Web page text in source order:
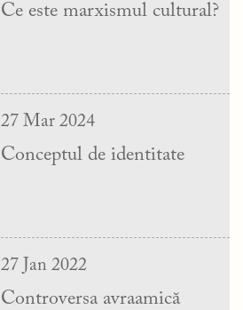
Ce este marxismul cultural?
27 Mar 2024
Conceptul de identitate
27 Jan 2022
Controversa avraamică